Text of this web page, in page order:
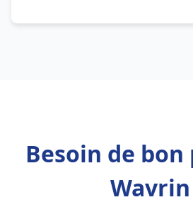
Besoin de
Wavrin